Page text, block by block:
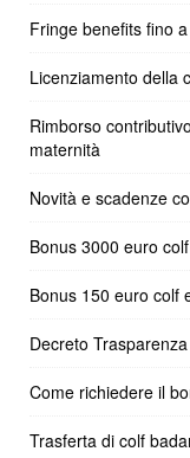
Fringe benefits fino
Licenziamento della
Rimborso
maternità
Novità e scadenze
Bonus 3000 euro
Bonus 150 euro colf
Decreto
Come richiedere il
Trasferta di colf